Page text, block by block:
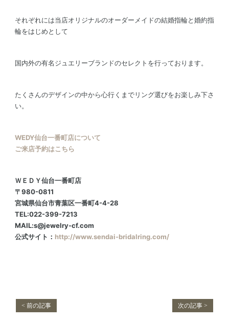
それぞれには当店オリジナルのオーダーメイドの結婚指輪と婚約指
輪をはじめとして
国内外の有名ジュエリーブランドのセレクトを行っております。
たくさんのデザインの中から心行くまでリング選びをお楽しみ下さ
い。
WEDY仙台一番町店について
ご来店予約はこちら
ＷＥＤＹ仙台一番町店
〒980-0811
宮城県仙台市青葉区一番町4-4-28
TEL:022-399-7213
MAIL:s@jewelry-cf.com
公式サイト： http://www.sendai-bridalring.com/
< 前の記事 次の記事 >